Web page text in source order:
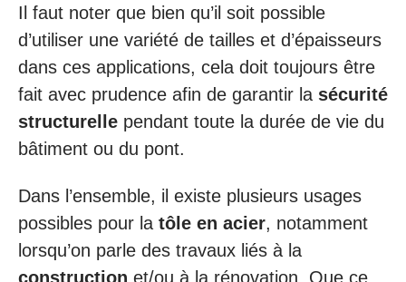
Il faut noter que bien qu’il soit possible
d’utiliser une variété de tailles et d’épaisseurs
dans ces applications, cela doit toujours être
fait avec prudence afin de garantir la sécurité
structurelle pendant toute la durée de vie du
bâtiment ou du pont.
Dans l’ensemble, il existe plusieurs usages
possibles pour la tôle en acier, notamment
lorsqu’on parle des travaux liés à la
construction et/ou à la rénovation. Que ce